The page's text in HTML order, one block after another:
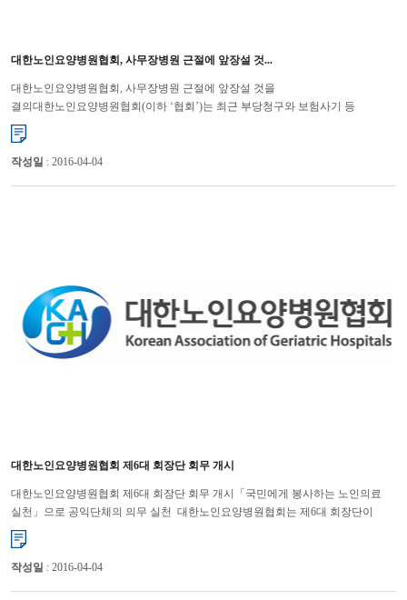
대한노인요양병원협회, 사무장병원 근절에 앞장설 것...
대한노인요양병원협회, 사무장병원 근절에 앞장설 것을
결의대한노인요양병원협회(이하 ‘협회’)는 최근 부당청구와 보험사기 등
사회적으로 물의를 일으키고 있는 소위 ‘사무장병원’과 관련하여 협회 차원의 ...
작성일 : 2016-04-04
대한노인요양병원협회 제6대 회장단 회무 개시
대한노인요양병원협회 제6대 회장단 회무 개시「국민에게 봉사하는 노인의료
실천」으로 공익단체의 의무 실천 대한노인요양병원협회는 제6대 회장단이
회무를 개시하면서 새로운 모습으로 탈바꿈 할 준비를 하고 있...
작성일 : 2016-04-04